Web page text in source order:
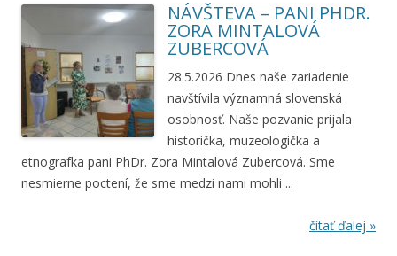
NÁVŠTEVA – PANI PHDR.
ZORA MINTALOVÁ
ZUBERCOVÁ
28.5.2026 Dnes naše zariadenie
navštívila významná slovenská
osobnosť. Naše pozvanie prijala
historička, muzeologička a
etnografka pani PhDr. Zora Mintalová Zubercová. Sme
nesmierne poctení, že sme medzi nami mohli ...
čítať ďalej »